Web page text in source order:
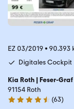
EZ 03/2019 • 90.393
Digitales Cockpit
Kia Roth | Feser-
91154 Roth
4.6 Sterne
(63)